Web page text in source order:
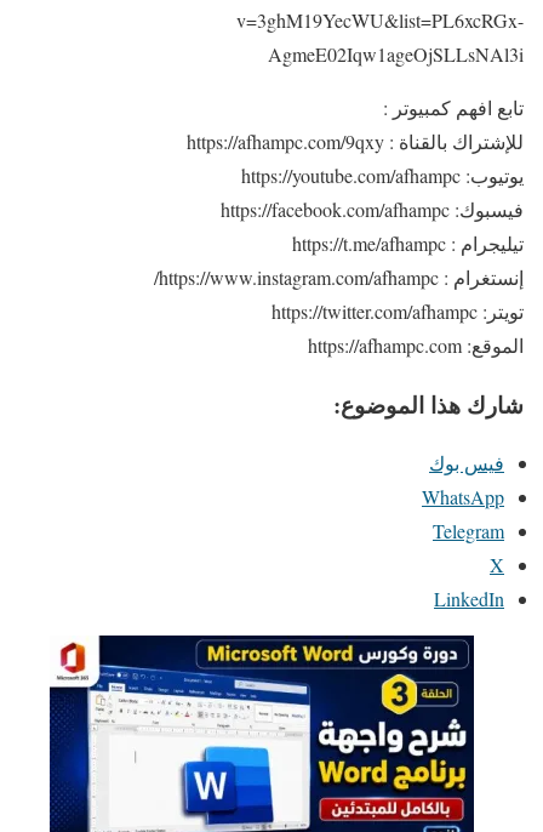
v=3ghM19YecWU&list=PL6xcRGx-
AgmeE02Iqw1ageOjSLLsNAl3i
تابع افهم كمبيوتر :
للإشتراك بالقناة : https://afhampc.com/9qxy
يوتيوب: https://youtube.com/afhampc
فيسبوك: https://facebook.com/afhampc
تيليجرام : https://t.me/afhampc
إنستغرام : https://www.instagram.com/afhampc/
تويتر: https://twitter.com/afhampc
الموقع: https://afhampc.com
شارك هذا الموضوع:
فيس بوك
WhatsApp
Telegram
X
LinkedIn